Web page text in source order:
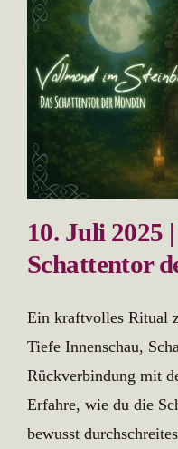
10. Juli 2025
Schattentor
Ein kraftvolles Ritual
Tiefe Innenschau,
Rückverbindung mit
Erfahre, wie du die
bewusst